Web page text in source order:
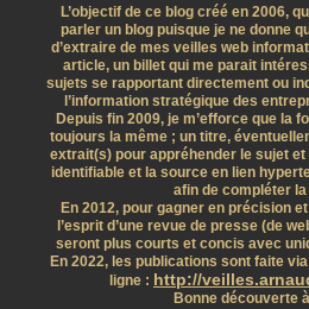
L’objectif de ce blog créé en 2006,
parler un blog puisque je ne donne
d’extraire de mes veilles web
article, un billet qui me parait
sujets se rapportant directement ou
l’information stratégique des
Depuis fin 2009, je m’efforce que la
toujours la même ; un titre,
extrait(s) pour appréhender le sujet et
identifiable et la source en lien
afin de compléter
En 2012, pour gagner en précision
l’esprit d’une revue de presse (de
seront plus courts et concis avec
En 2022, les publications sont faite
ligne : http://
Bonne découverte